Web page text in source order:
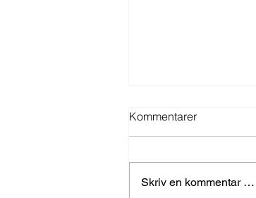
Kommentarer
Skriv en kommentar …